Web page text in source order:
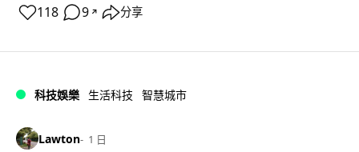
118 9 ↗ 分享
科技娛樂 生活科技 智慧城市
Lawton 1 日